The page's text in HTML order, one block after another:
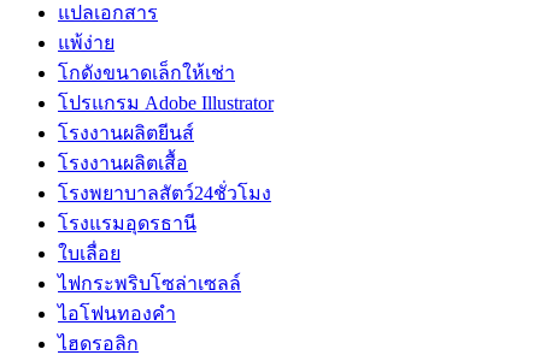
แปลเอกสาร
แพ้ง่าย
โกดังขนาดเล็กให้เช่า
โปรแกรม Adobe Illustrator
โรงงานผลิตยีนส์
โรงงานผลิตเสื้อ
โรงพยาบาลสัตว์24ชั่วโมง
โรงแรมอุดรธานี
ใบเลื่อย
ไฟกระพริบโซล่าเซลล์
ไอโฟนทองคำ
ไฮดรอลิก